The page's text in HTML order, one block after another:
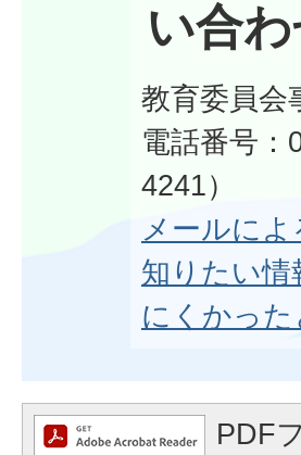
い合
教育委員会
電話番号：
4241）
メールに
知りたい
にくかった
PDF